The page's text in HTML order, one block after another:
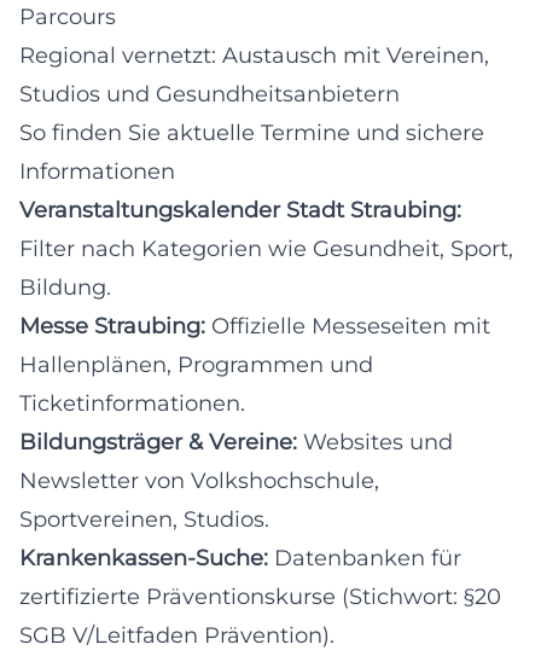
Parcours
Regional vernetzt: Austausch mit Vereinen,
Studios und Gesundheitsanbietern
So finden Sie aktuelle Termine und sichere
Informationen
Veranstaltungskalender Stadt Straubing:
Filter nach Kategorien wie Gesundheit, Sport,
Bildung.
Messe Straubing: Offizielle Messeseiten mit
Hallenplänen, Programmen und
Ticketinformationen.
Bildungsträger & Vereine: Websites und
Newsletter von Volkshochschule,
Sportvereinen, Studios.
Krankenkassen-Suche: Datenbanken für
zertifizierte Präventionskurse (Stichwort: §20
SGB V/Leitfaden Prävention).